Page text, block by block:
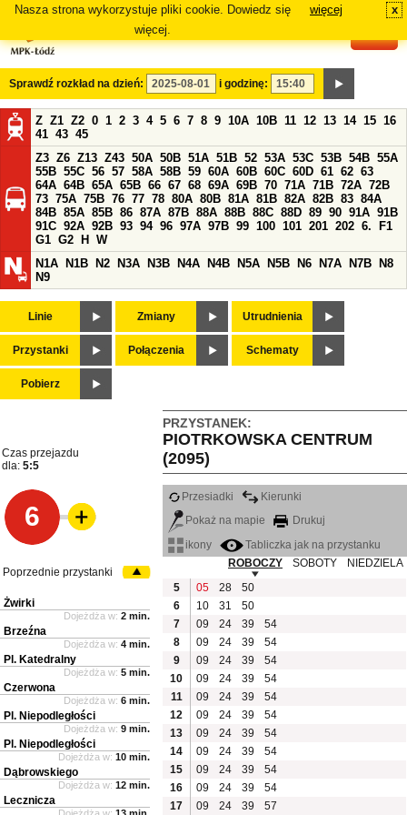
Nasza strona wykorzystuje pliki cookie. Dowiedz się
więcej.
więcej x
Sprawdź rozkład na dzień: i godzinę:
Z Z1 Z2 0 1 2 3 4 5 6 7 8 9 10A 10B 11 12 13 14 15 16
41 43 45
Z3 Z6 Z13 Z43 50A 50B 51A 51B 52 53A 53C 53B 54B 55A
55B 55C 56 57 58A 58B 59 60A 60B 60C 60D 61 62 63
64A 64B 65A 65B 66 67 68 69A 69B 70 71A 71B 72A 72B
73 75A 75B 76 77 78 80A 80B 81A 81B 82A 82B 83 84A
84B 85A 85B 86 87A 87B 88A 88B 88C 88D 89 90 91A 91B
91C 92A 92B 93 94 96 97A 97B 99 100 101 201 202 6.
F1
G1 G2 H
W
N1A
N1B N2 N3A N3B N4A N4B N5A N5B N6 N7A N7B
N8
N9
Linie Zmiany Utrudnienia
Przystanki Połączenia Schematy
Pobierz
PRZYSTANEK:
PIOTRKOWSKA CENTRUM
(2095)
Czas przejazdu
dla: 5:5
6
Przesiadki
Kierunki
Pokaż na mapie
Drukuj
ikony
Tabliczka jak na przystanku
ROBOCZY
SOBOTY
NIEDZIELA
5
05 28
50
6
10 31
50
7
09 24 39
54
8
09 24 39
54
9
09 24 39
54
10
09 24 39
54
11
09 24 39
54
12
09 24 39
54
13
09 24 39
54
14
09 24 39
54
15
09 24 39
54
16
09 24 39
54
17
09 24 39 57
Poprzednie przystanki
Żwirki
Dojeżdża w: 2 min.
Brzeźna
Dojeżdża w: 4 min.
Pl. Katedralny
Dojeżdża w: 5 min.
Czerwona
Dojeżdża w: 6 min.
Pl. Niepodległości
Dojeżdża w: 9 min.
Pl. Niepodległości
Dojeżdża w: 10 min.
Dąbrowskiego
Dojeżdża w: 12 min.
Lecznicza